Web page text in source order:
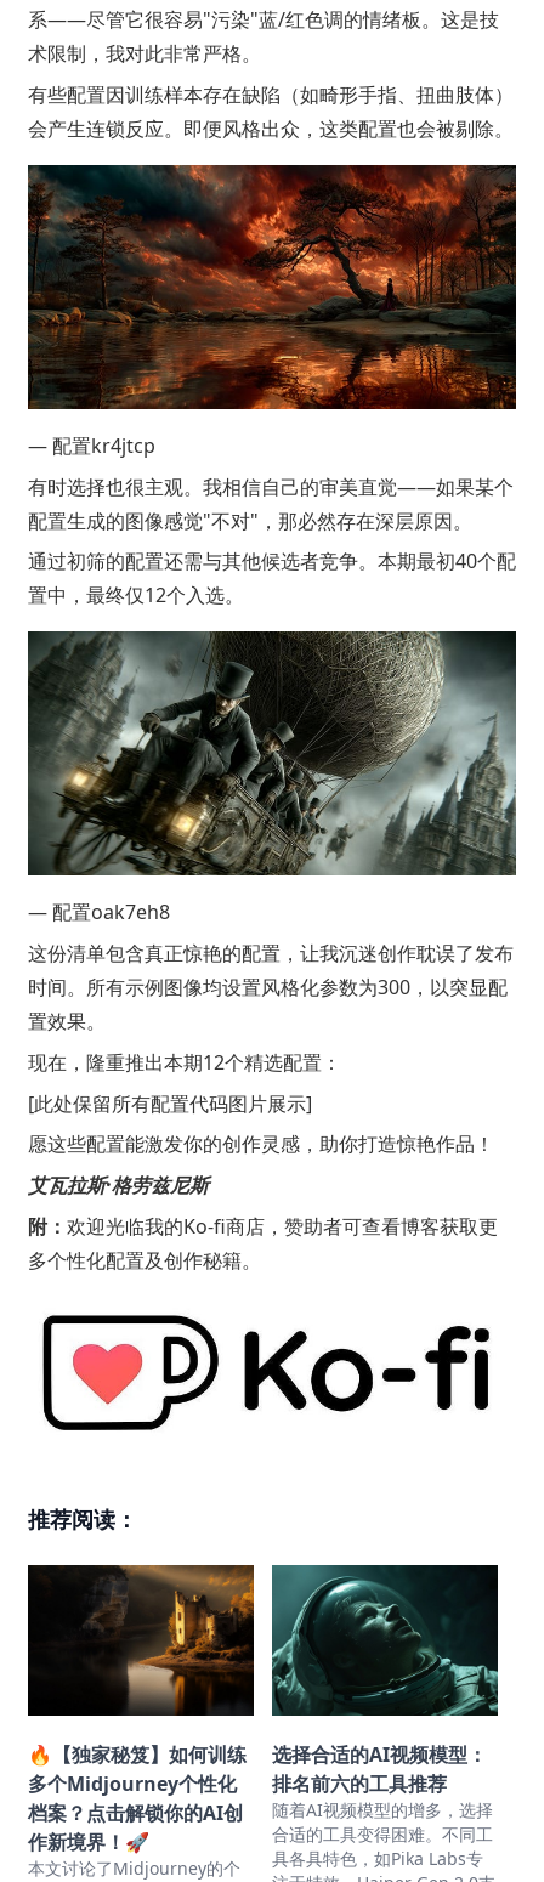
系——尽管它很容易"污染"蓝/红色调的情绪板。这是技
术限制，我对此非常严格。
有些配置因训练样本存在缺陷（如畸形手指、扭曲肢体）
会产生连锁反应。即便风格出众，这类配置也会被剔除。
— 配置kr4jtcp
有时选择也很主观。我相信自己的审美直觉——如果某个
配置生成的图像感觉"不对"，那必然存在深层原因。
通过初筛的配置还需与其他候选者竞争。本期最初40个配
置中，最终仅12个入选。
— 配置oak7eh8
这份清单包含真正惊艳的配置，让我沉迷创作耽误了发布
时间。所有示例图像均设置风格化参数为300，以突显配
置效果。
现在，隆重推出本期12个精选配置：
[此处保留所有配置代码图片展示]
愿这些配置能激发你的创作灵感，助你打造惊艳作品！
艾瓦拉斯·格劳兹尼斯
附： 欢迎光临我的Ko-fi商店 ，赞助者可查看博客获取更
多个性化配置及创作秘籍。
推荐阅读：
🔥【独家秘笈】如何训练
多个Midjourney个性化
档案？点击解锁你的AI创
作新境界！🚀
本文讨论了Midjourney的个
选择合适的AI视频模型：
排名前六的工具推荐
随着AI视频模型的增多，选择
合适的工具变得困难。不同工
具各具特色，如Pika Labs专